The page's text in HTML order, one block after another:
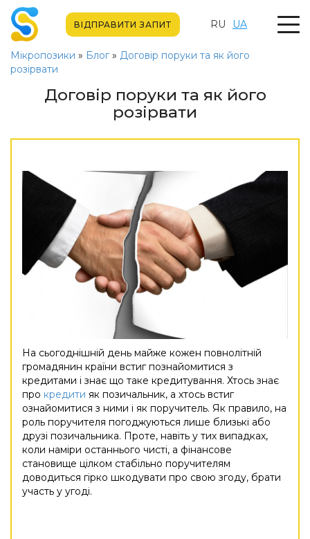
ВІДПРАВИТИ ЗАПИТ RU UA
Мікропозики » Блог» Договір поруки та як його
розірвати
Договір поруки та як його
розірвати
На сьогоднішній день майже кожен повнолітній
громадянин країни встиг познайомитися з
кредитами і знає що таке кредитування. Хтось знає
про кредити як позичальник, а хтось встиг
ознайомитися з ними і як поручитель. Як правило, на
роль поручителя погоджуються лише близькі або
друзі позичальника. Проте, навіть у тих випадках,
коли наміри останнього чисті, а фінансове
становище цілком стабільно поручителям
доводиться гірко шкодувати про свою згоду, брати
участь у угоді.